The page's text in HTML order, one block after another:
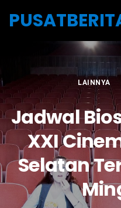
LAINNYA
Jadwal
XXI
Selatan